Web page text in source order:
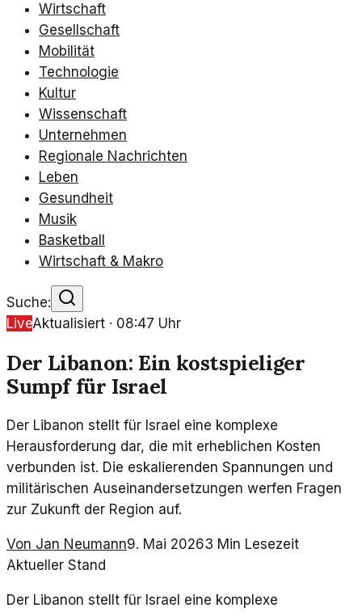
Wirtschaft
Gesellschaft
Mobilität
Technologie
Kultur
Wissenschaft
Unternehmen
Regionale Nachrichten
Leben
Gesundheit
Musik
Basketball
Wirtschaft & Makro
Suche:
LiveAktualisiert · 08:47 Uhr
Der Libanon: Ein kostspieliger
Sumpf für Israel
Der Libanon stellt für Israel eine komplexe
Herausforderung dar, die mit erheblichen Kosten
verbunden ist. Die eskalierenden Spannungen und
militärischen Auseinandersetzungen werfen Fragen
zur Zukunft der Region auf.
Von Jan Neumann9. Mai 20263 Min Lesezeit
Aktueller Stand
Der Libanon stellt für Israel eine komplexe